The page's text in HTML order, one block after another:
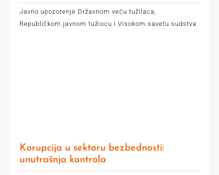
Javno upozorenje Državnom veću tužilaca,
Republičkom javnom tužiocu i Visokom savetu sudstva
Korupcija u sektoru bezbednosti:
unutrašnja kontrola